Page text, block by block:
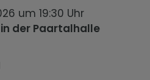
um 19:30 Uhr
der Paartalhalle